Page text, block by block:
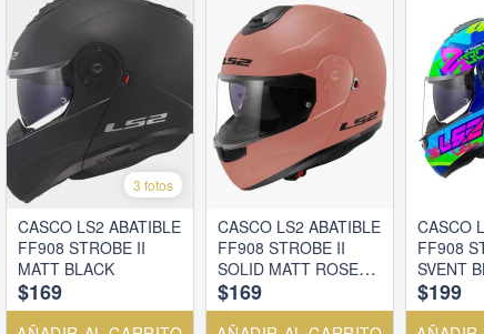
3 fotos
CASCO LS2 ABATIBLE
FF908 STROBE II
MATT BLACK
$169
CASCO LS2 ABATIBLE
FF908 STROBE II
SOLID MATT ROSE
GOLD
$169
CASCO
FF908
SVENT
$199